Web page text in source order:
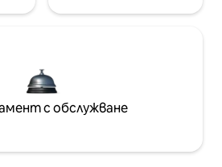
с обслужване